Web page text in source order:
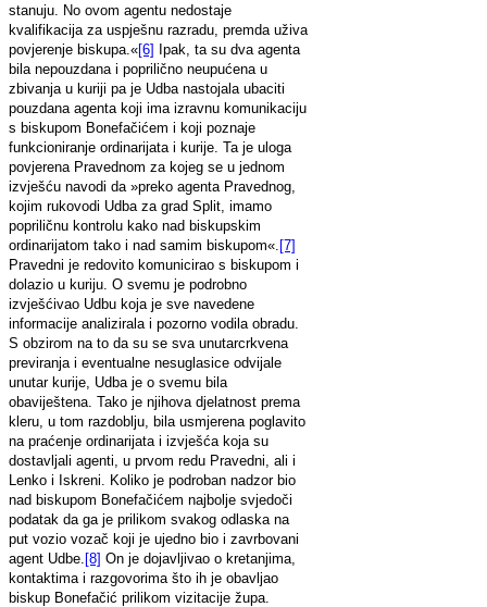
stanuju. No ovom agentu nedostaje
kvalifikacija za uspješnu razradu, premda uživa
povjerenje biskupa.«[6] Ipak, ta su dva agenta
bila nepouzdana i poprilično neupućena u
zbivanja u kuriji pa je Udba nastojala ubaciti
pouzdana agenta koji ima izravnu komunikaciju
s biskupom Bonefačićem i koji poznaje
funkcioniranje ordinarijata i kurije. Ta je uloga
povjerena Pravednom za kojeg se u jednom
izvješću navodi da »preko agenta Pravednog,
kojim rukovodi Udba za grad Split, imamo
popriličnu kontrolu kako nad biskupskim
ordinarijatom tako i nad samim biskupom«. [7]
Pravedni je redovito komunicirao s biskupom i
dolazio u kuriju. O svemu je podrobno
izvješćivao Udbu koja je sve navedene
informacije analizirala i pozorno vodila obradu.
S obzirom na to da su se sva unutarcrkvena
previranja i eventualne nesuglasice odvijale
unutar kurije, Udba je o svemu bila
obaviještena. Tako je njihova djelatnost prema
kleru, u tom razdoblju, bila usmjerena poglavito
na praćenje ordinarijata i izvješća koja su
dostavljali agenti, u prvom redu Pravedni, ali i
Lenko i Iskreni. Koliko je podroban nadzor bio
nad biskupom Bonefačićem najbolje svjedoči
podatak da ga je prilikom svakog odlaska na
put vozio vozač koji je ujedno bio i zavrbovani
agent Udbe. [8] On je dojavljivao o kretanjima,
kontaktima i razgovorima što ih je obavljao
biskup Bonefačić prilikom vizitacije župa.